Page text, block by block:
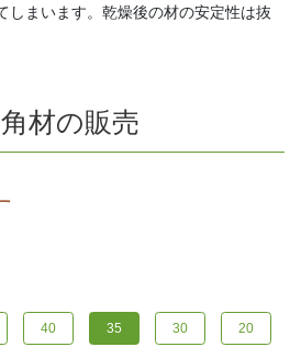
しまいます。乾燥後の材の安定性は抜
材の販売
40 35 30 20